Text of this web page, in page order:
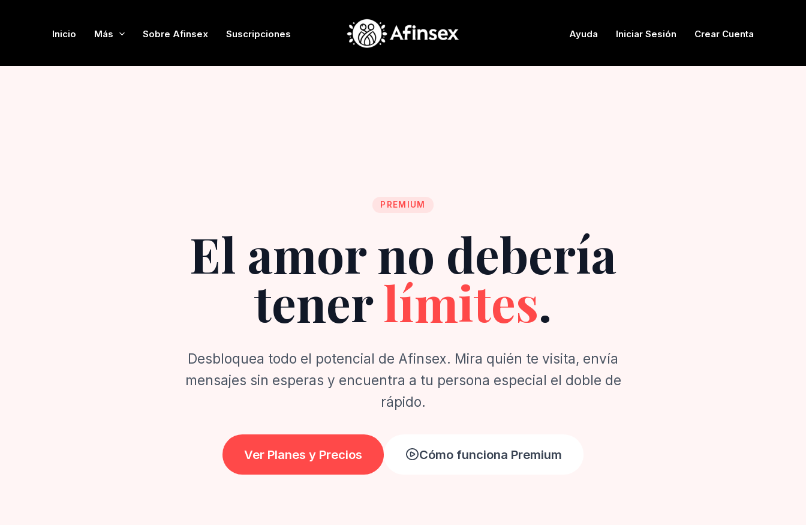
Inicio Más Sobre Afinsex Suscripciones Ayuda Iniciar Sesión Crear Cuenta
PREMIUM
El amor no debería
tenerlímites.
Desbloquea todo el potencial de Afinsex. Mira quién te visita, envía
mensajes sin esperas y encuentra a tu persona especial el doble de
rápido.
Ver Planes y Precios Cómo funciona Premium